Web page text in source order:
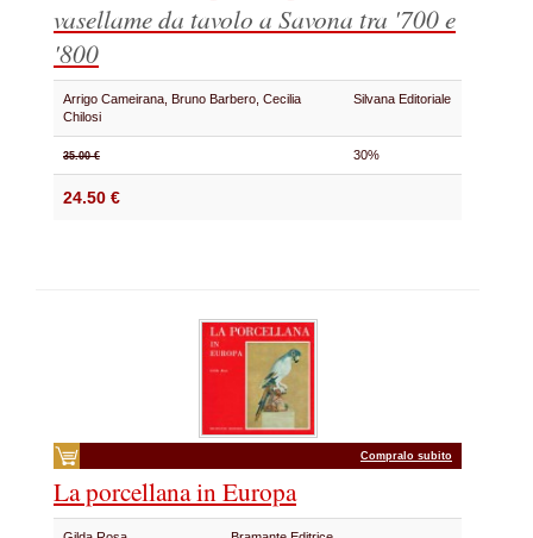
vasellame da tavolo a Savona tra '700 e
'800
Arrigo Cameirana, Bruno Barbero, Cecilia
Chilosi
Silvana Editoriale
35.00 € 30%
24.50 €
Compralo subito
La porcellana in Europa